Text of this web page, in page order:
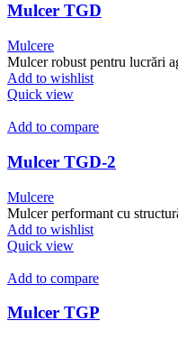
Mulcer TGD
Mulcere
Mulcer robust pentru lucrări
Add to wishlist
Quick view
Add to compare
Mulcer TGD-2
Mulcere
Mulcer performant cu
Add to wishlist
Quick view
Add to compare
Mulcer TGP